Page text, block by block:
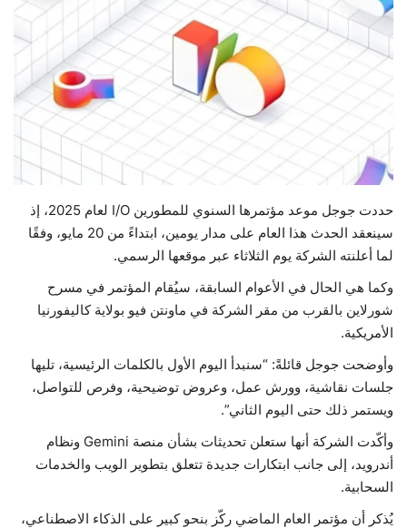
رياضة
حياة
حددت جوجل موعد مؤتمرها السنوي للمطورين I/O لعام 2025، إذ
سينعقد الحدث هذا العام على مدار يومين، ابتداءً من 20 مايو، وفقًا
لما أعلنته الشركة يوم الثلاثاء عبر موقعها الرسمي.
وكما هي الحال في الأعوام السابقة، سيُقام المؤتمر في مسرح
شورلاين بالقرب من مقر الشركة في ماونتن فيو بولاية كاليفورنيا
الأمريكية.
وأوضحت جوجل قائلةً: “سنبدأ اليوم الأول بالكلمات الرئيسية، تليها
جلسات نقاشية، وورش عمل، وعروض توضيحية، وفرص للتواصل،
ويستمر ذلك حتى اليوم الثاني”.
وأكّدت الشركة أنها ستعلن تحديثات بشأن منصة Gemini ونظام
أندرويد، إلى جانب ابتكارات جديدة تتعلق بتطوير الويب والخدمات
السحابية.
يُذكر أن مؤتمر العام الماضي ركّز بنحو كبير على الذكاء الاصطناعي،